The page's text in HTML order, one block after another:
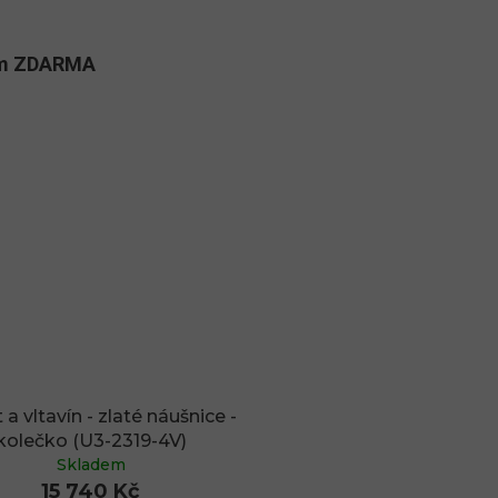
ZDARMA
a vltavín - zlaté náušnice -
(U3-2319-4V)
Skladem
15 740 Kč